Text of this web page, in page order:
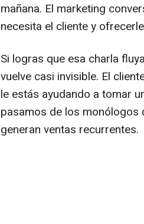
mañana. El marketing
necesita el cliente y
Si logras que esa charla
vuelve casi invisible. El
le estás ayudando a tomar
pasamos de los monólogos
generan ventas recurrentes.